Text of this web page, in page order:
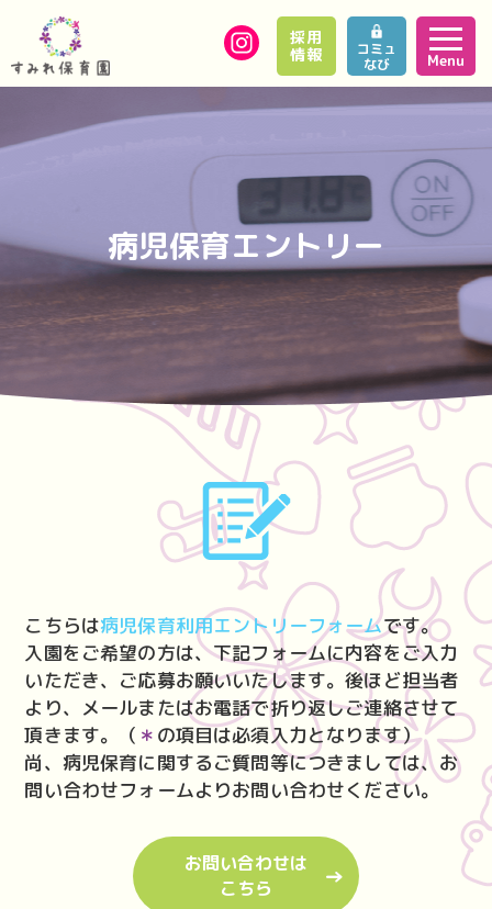
採用
情報
コミュ
なび
Menu
病児保育エントリー
こちらは病児保育利用エントリーフォームです。
入園をご希望の方は、下記フォームに内容をご入力
いただき、ご応募お願いいたします。後ほど担当者
より、メールまたはお電話で折り返しご連絡させて
頂きます。（ ＊ の項目は必須入力となります）
尚、病児保育に関するご質問等につきましては、お
問い合わせフォームよりお問い合わせください。
お問い合わせは
こちら